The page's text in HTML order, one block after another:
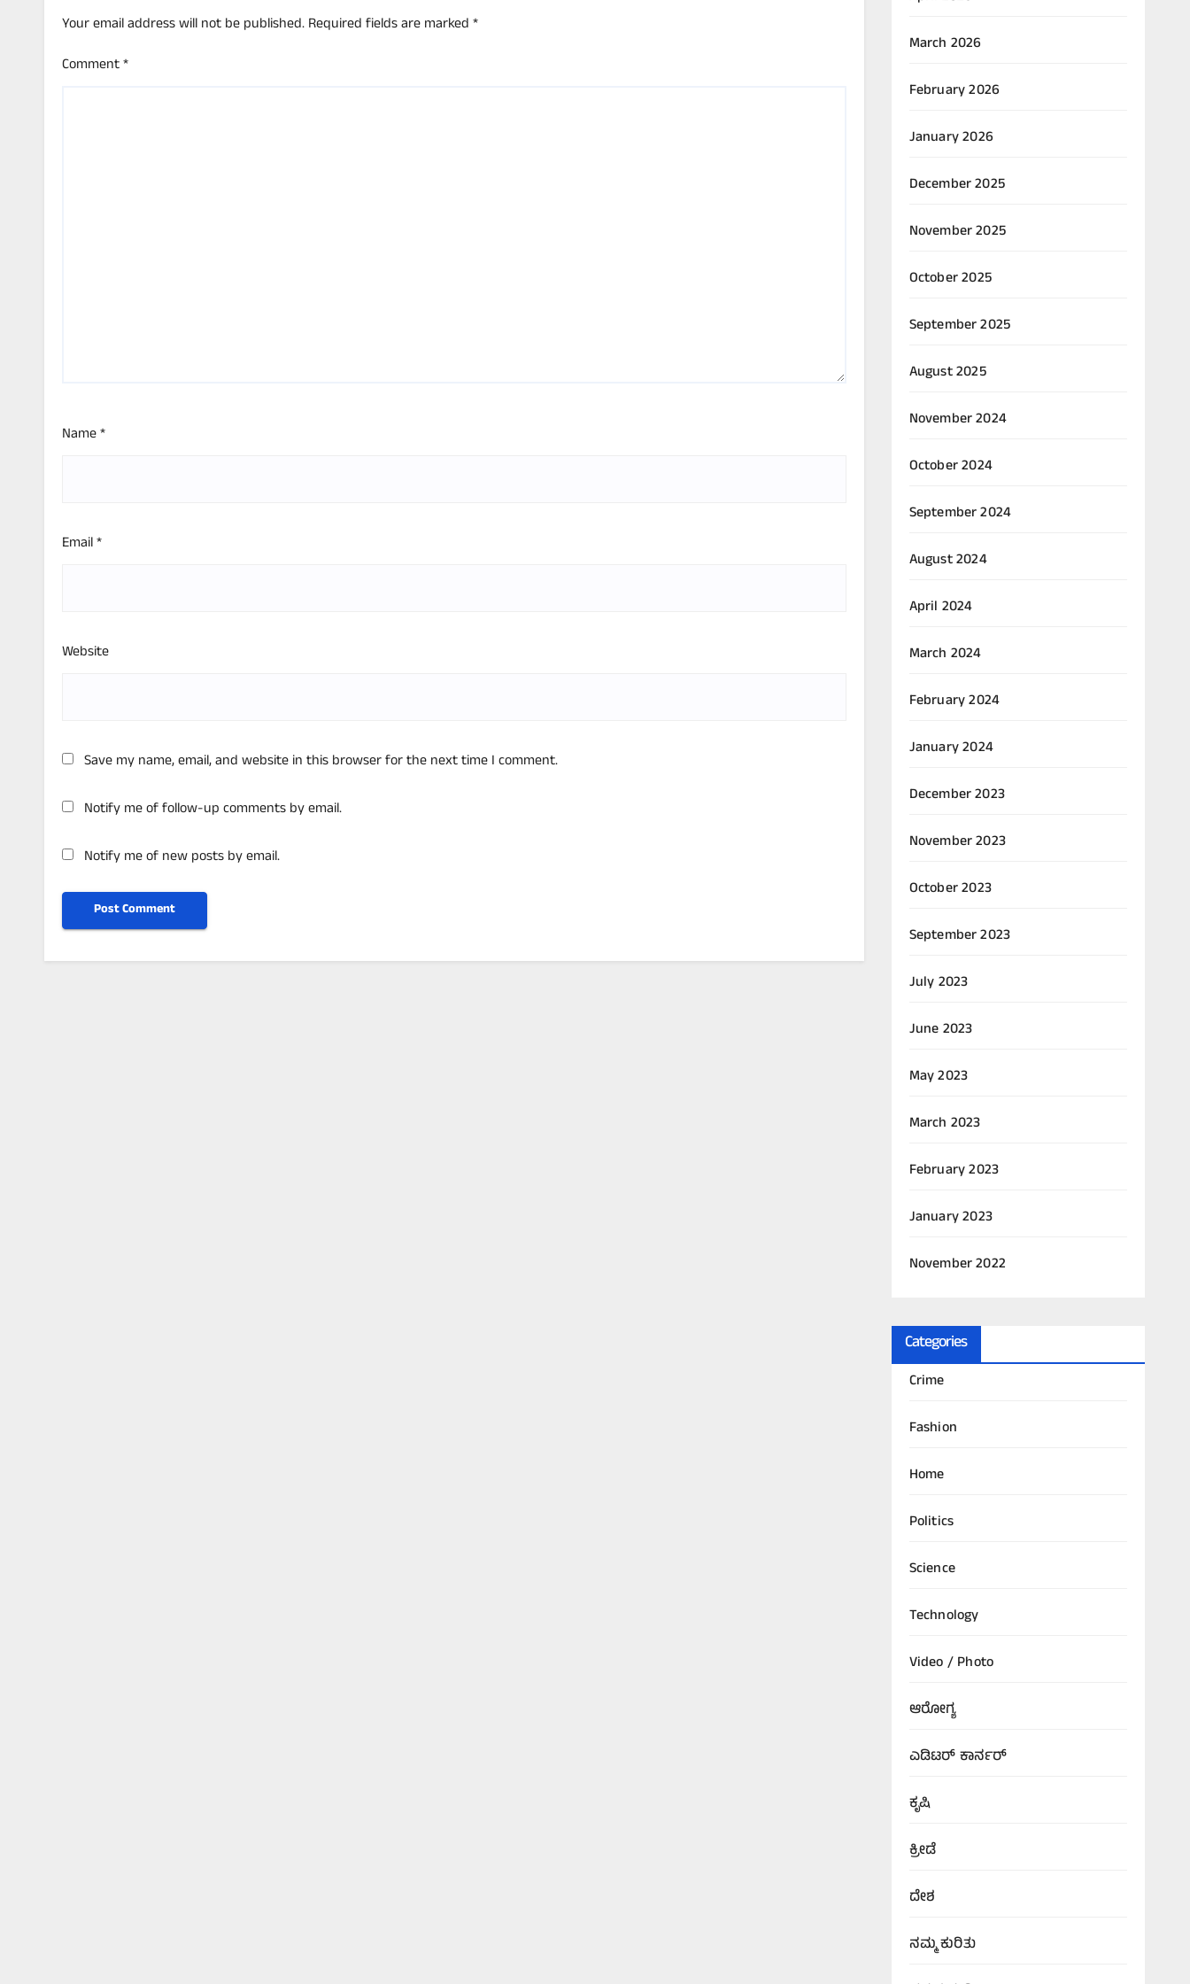
Your email address will not be published.Required fields are marked*
Comment*
Name*
Email*
Website
Save my name, email, and website in this browser for the next time I comment.
Notify me of follow-up comments by email.
Notify me of new posts by email.
March 2026
February 2026
January 2026
December 2025
November 2025
October 2025
September 2025
August 2025
November 2024
October 2024
September 2024
August 2024
April 2024
March 2024
February 2024
January 2024
December 2023
November 2023
October 2023
September 2023
July 2023
June 2023
May 2023
March 2023
February 2023
January 2023
November 2022
Categories
Crime
Fashion
Home
Politics
Science
Technology
Video / Photo
ಆರೋಗ್ಯ
ಎಡಿಟರ್‌ ಕಾರ್ನರ್
ಕೃಷಿ
ಕ್ರೀಡೆ
ದೇಶ
ನಮ್ಮ ಕುರಿತು